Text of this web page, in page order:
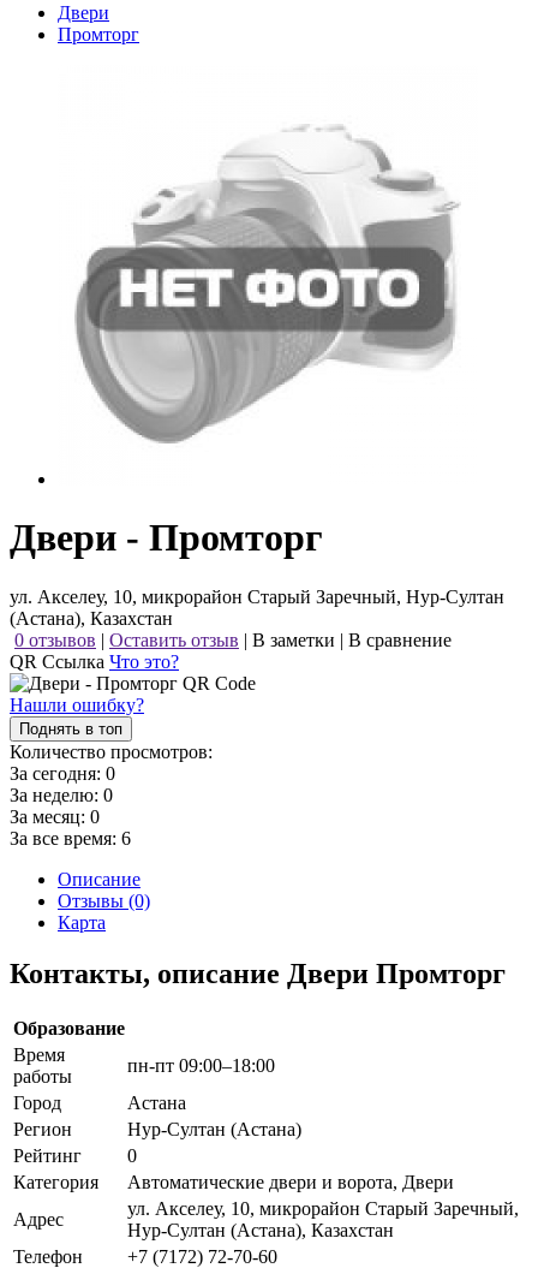
Двери
Промторг
Двери - Промторг
ул. Акселеу, 10, микрорайон Старый Заречный, Нур-Султан
(Астана), Казахстан
0 отзывов | Оставить отзыв | В заметки | В сравнение
QR Ссылка Что это?
Нашли ошибку?
Поднять в топ
Количество просмотров:
За сегодня: 0
За неделю: 0
За месяц: 0
За все время: 6
Описание
Отзывы (0)
Карта
Контакты, описание Двери Промторг
Образование
Время
работы
пн-пт 09:00–18:00
Город
Астана
Регион
Нур-Султан (Астана)
Рейтинг
0
Категория
Автоматические двери и ворота, Двери
Адрес
ул. Акселеу, 10, микрорайон Старый Заречный,
Нур-Султан (Астана), Казахстан
Телефон
+7 (7172) 72-70-60